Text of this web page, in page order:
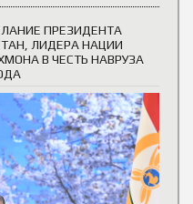
ПРЕЗИДЕНТА
ЛИДЕРА НАЦИИ
В ЧЕСТЬ НАВРУЗА